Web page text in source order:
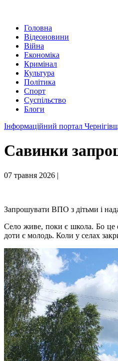
Головна
Відеоновини
Війна
Економіка
Кримінал
Культура
Політика
Спорт
Суспільство
Блоги
Інформаційний портал
Савинки
07 травня 2026 |
Запрошувати ВПО з дітьми і
Село живе, поки є школа. Бо це
доти є молодь. Коли у селах